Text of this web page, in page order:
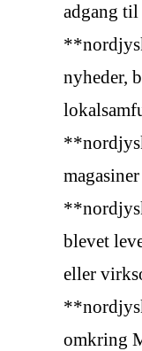
adgang
nyheder,
blevet
eller
omkring